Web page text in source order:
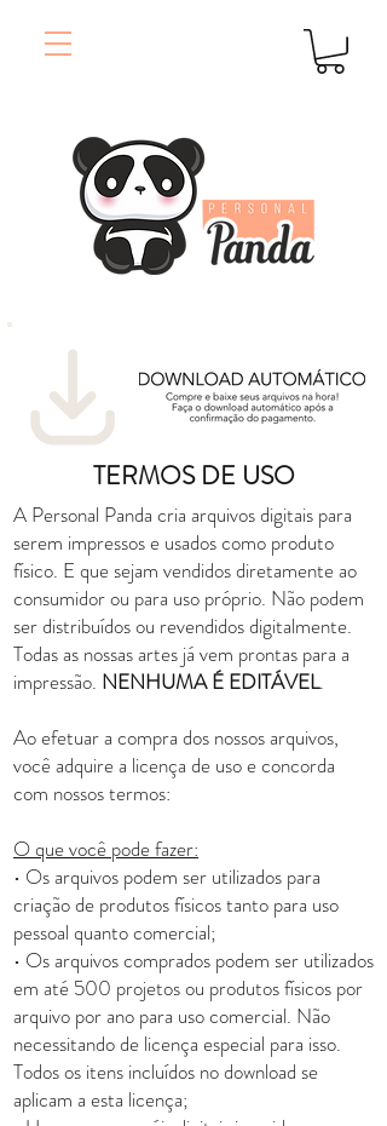
TERMOS DE USO
A Personal Panda cria arquivos digitais para
serem impressos e usados como produto
físico. E que sejam vendidos diretamente ao
consumidor ou para uso próprio. Não podem
ser distribuídos ou revendidos digitalmente.
Todas as nossas artes já vem prontas para a
impressão. NENHUMA É EDITÁVEL.
Ao efetuar a compra dos nossos arquivos,
você adquire a licença de uso e concorda
com nossos termos:
O que você pode fazer:
• Os arquivos podem ser utilizados para
criação de produtos físicos tanto para uso
pessoal quanto comercial;
• Os arquivos comprados podem ser utilizados
em até 500 projetos ou produtos físicos por
arquivo por ano para uso comercial. Não
necessitando de licença especial para isso.
Todos os itens incluídos no download se
aplicam a esta licença;